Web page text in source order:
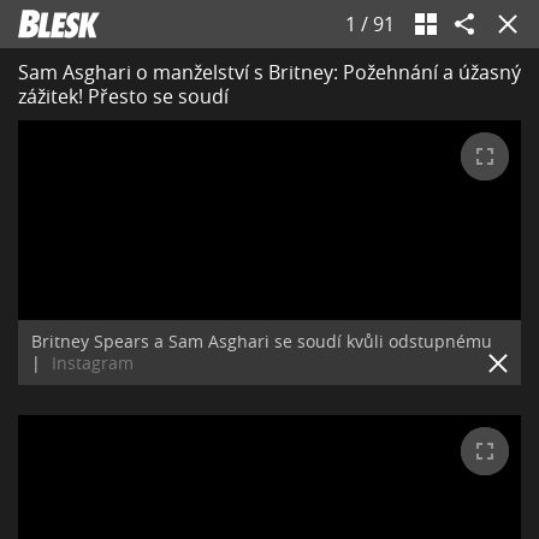
1 / 91
Sam Asghari o manželství s Britney: Požehnání a úžasný
zážitek! Přesto se soudí
Britney Spears a Sam Asghari se soudí kvůli odstupnému
|
Instagram